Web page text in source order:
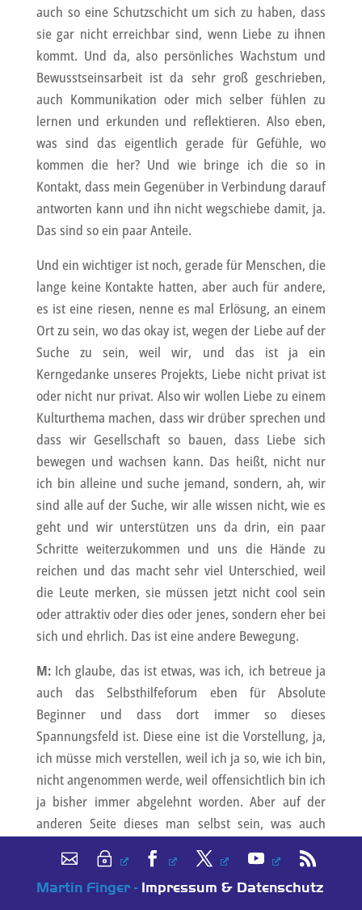
auch so eine Schutzschicht um sich zu haben, dass
sie gar nicht erreichbar sind, wenn Liebe zu ihnen
kommt. Und da, also persönliches Wachstum und
Bewusstseinsarbeit ist da sehr groß geschrieben,
auch Kommunikation oder mich selber fühlen zu
lernen und erkunden und reflektieren. Also eben,
was sind das eigentlich gerade für Gefühle, wo
kommen die her? Und wie bringe ich die so in
Kontakt, dass mein Gegenüber in Verbindung darauf
antworten kann und ihn nicht wegschiebe damit, ja.
Das sind so ein paar Anteile.
Und ein wichtiger ist noch, gerade für Menschen, die
lange keine Kontakte hatten, aber auch für andere,
es ist eine riesen, nenne es mal Erlösung, an einem
Ort zu sein, wo das okay ist, wegen der Liebe auf der
Suche zu sein, weil wir, und das ist ja ein
Kerngedanke unseres Projekts, Liebe nicht privat ist
oder nicht nur privat. Also wir wollen Liebe zu einem
Kulturthema machen, dass wir drüber sprechen und
dass wir Gesellschaft so bauen, dass Liebe sich
bewegen und wachsen kann. Das heißt, nicht nur
ich bin alleine und suche jemand, sondern, ah, wir
sind alle auf der Suche, wir alle wissen nicht, wie es
geht und wir unterstützen uns da drin, ein paar
Schritte weiterzukommen und uns die Hände zu
reichen und das macht sehr viel Unterschied, weil
die Leute merken, sie müssen jetzt nicht cool sein
oder attraktiv oder dies oder jenes, sondern eher bei
sich und ehrlich. Das ist eine andere Bewegung.
M:Ich glaube, das ist etwas, was ich, ich betreue ja
auch das Selbsthilfeforum eben für Absolute
Beginner und dass dort immer so dieses
Spannungsfeld ist. Diese eine ist die Vorstellung, ja,
ich müsse mich verstellen, weil ich ja so, wie ich bin,
nicht angenommen werde, weil offensichtlich bin ich
ja bisher immer abgelehnt worden. Aber auf der
anderen Seite dieses man selbst sein, was auch
selbst schon? Weil unter diesen vielen Schichten, die
ich sozusagen aufbaue, wann weiß ich denn
Martin Finger - Impressum & Datenschutz